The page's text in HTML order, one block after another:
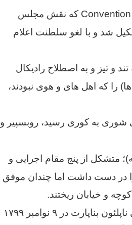
با الغای سلطنت؛ ۲۱ سپتامبر ۱۷۹۲، «مجمع ملی» Convention nationale که نقش مجلس
شد و با لغو سلطنت اعلام
و تیز و به اصطلاح رادیکال
را که اهل های و هوی نبودند،
شوری به کوری رسید، روبسپیر و
متشکل از پنج مقام اجرایی و
تشکیل شد که از ۱۷۹۵ تا ۱۷۹۹ قدرت را در دست داشت اما چندان موفق
کوچه و خیابان ریختند.
دیرکتوار فرانسه(انجمن گردانندگان که ذکرش رفت)، با کودتای ناپلئون بناپارت در ۹ نوامبر ۱۷۹۹